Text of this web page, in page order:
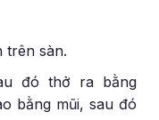
trên sàn.
đó thở ra bằng
bằng mũi, sau đó